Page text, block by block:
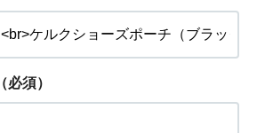
（必須）